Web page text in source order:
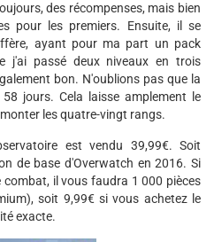
des récompenses, mais bien
pour les premiers. Ensuite, il se
ayant pour ma part un pack
j'ai passé deux niveaux en trois
bon. N'oublions pas que la
jours. Cela laisse amplement le
les quatre-vingt rangs.
est vendu 39,99€. Soit
de base d'Overwatch en 2016. Si
combat, il vous faudra 1 000 pièces
soit 9,99€ si vous achetez le
exacte.